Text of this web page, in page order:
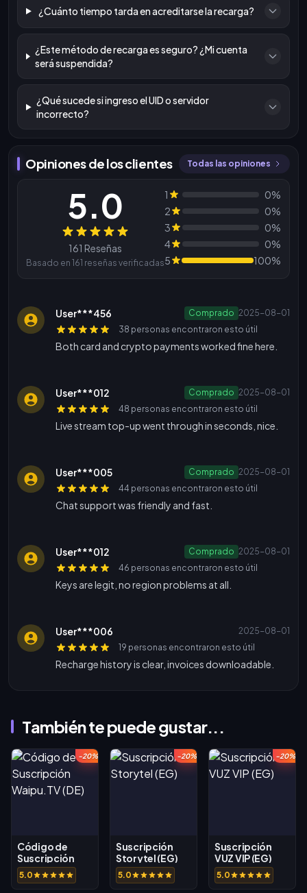
¿Cuánto tiempo tarda en acreditarse la recarga?
¿Este método de recarga es seguro? ¿Mi cuenta
será suspendida?
¿Qué sucede si ingreso el UID o servidor
incorrecto?
Opiniones de los clientes Todas las opiniones
Reseñas
5.0
161 Reseñas
Basado en 161 reseñas verificadas
1
0%
2
0%
3
0%
4
0%
5
100%
User***456 Comprado 2025-08-01
38 personas encontraron esto útil
Both card and crypto payments worked fine here.
User***012 Comprado 2025-08-01
48 personas encontraron esto útil
Live stream top-up went through in seconds, nice.
User***005 Comprado 2025-08-01
44 personas encontraron esto útil
Chat support was friendly and fast.
User***012 Comprado 2025-08-01
46 personas encontraron esto útil
Keys are legit, no region problems at all.
User***006
2025-08-01
19 personas encontraron esto útil
Recharge history is clear, invoices downloadable.
También te puede gustar...
-20%
Código de
Suscripción
Waipu.TV (DE)
5.0
-20%
Suscripción
Storytel (EG)
5.0
-20%
Suscripción
VUZ VIP (EG)
5.0